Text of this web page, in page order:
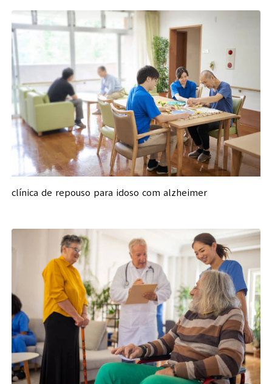
clínica de repouso para idoso com alzheimer